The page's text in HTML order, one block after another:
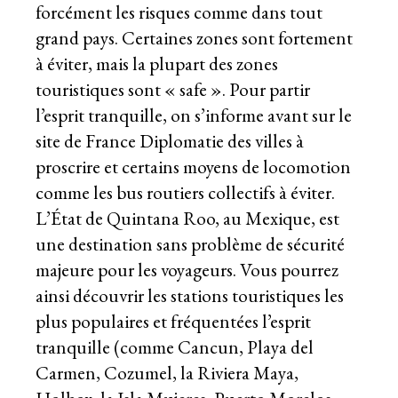
forcément les risques comme dans tout
grand pays. Certaines zones sont fortement
à éviter, mais la plupart des zones
touristiques sont « safe ». Pour partir
l’esprit tranquille, on s’informe avant sur le
site de France Diplomatie des villes à
proscrire et certains moyens de locomotion
comme les bus routiers collectifs à éviter.
L’État de Quintana Roo, au Mexique, est
une destination sans problème de sécurité
majeure pour les voyageurs. Vous pourrez
ainsi découvrir les stations touristiques les
plus populaires et fréquentées l’esprit
tranquille (comme Cancun, Playa del
Carmen, Cozumel, la Riviera Maya,